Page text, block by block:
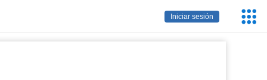
Iniciar sesión